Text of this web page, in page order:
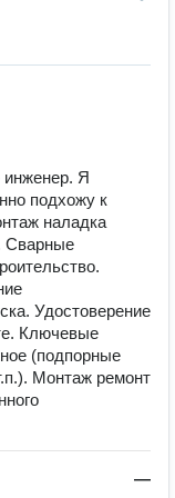
Я
подхожу к
наладка
Сварные
Удостоверение
Ключевые
(подпорные
Монтаж ремонт
—